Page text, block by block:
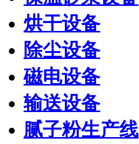
烘干设备
除尘设备
磁电设备
输送设备
腻子粉生产线